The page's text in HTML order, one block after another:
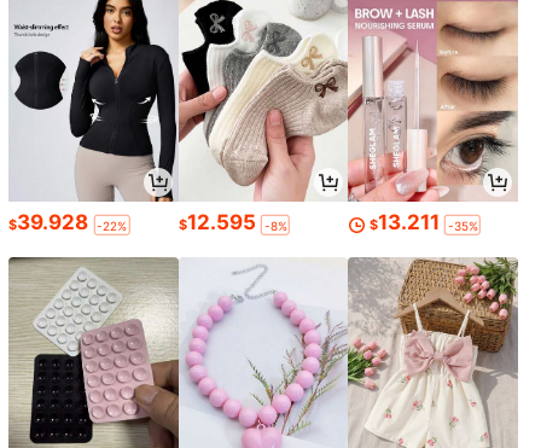
$39.928 -22% $12.595 -8% $13.211 -35%